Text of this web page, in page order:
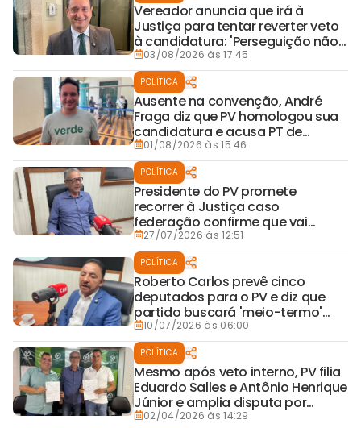
Vereador anuncia que irá à
Justiça para tentar reverter veto
à candidatura: 'Perseguição não
é contra André Fraga, é contra a
pauta ambiental'
03/08/2026 às 17:45
POLÍTICA
Ausente na convenção, André
Fraga diz que PV homologou sua
candidatura e acusa PT de
'perseguição' e 'violência política'
01/08/2026 às 15:46
POLÍTICA
Presidente do PV promete
recorrer à Justiça caso
federação confirme que vai
barrar candidatura de André
Fraga
27/07/2026 às 12:51
POLÍTICA
Roberto Carlos prevê cinco
deputados para o PV e diz que
partido buscará 'meio-termo'
sobre posição de André Fraga
10/07/2026 às 06:00
POLÍTICA
Mesmo após veto interno, PV filia
Eduardo Salles e Antônio Henrique
Júnior e amplia disputa por
vagas na federação
02/04/2026 às 14:29